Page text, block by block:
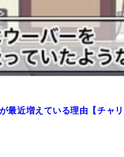
最近増えている理由【チャリ